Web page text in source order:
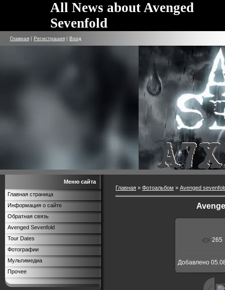
All News about Avenged
Sevenfold
Главная | Регистрация | Вход
Меню сайта
Главная страница
Информация о сайте
Обратная связь
Avenged Sevenfold
Tour Dates
Фотографии
Мультимедиа
Прочее
Главная » Фотоальбом » Avenged
265
Добавлено